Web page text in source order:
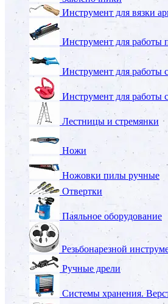
Инструмент для вязки
Инструмент для работы
Инструмент для работы
Инструмент для работы
Лестницы и стремянки
Ножи
Ножовки пилы ручные
Отвертки
Паяльное оборудование
Резьбонарезной
Ручные дрели
Системы хранения.